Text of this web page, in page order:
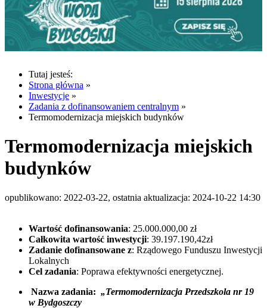
Tutaj jesteś:
Strona główna »
Inwestycje »
Zadania z dofinansowaniem centralnym »
Termomodernizacja miejskich budynków
Termomodernizacja miejskich
budynków
opublikowano: 2022-03-22, ostatnia aktualizacja: 2024-10-22 14:30
Wartość dofinansowania: 25.000.000,00 zł
Całkowita wartość inwestycji: 39.197.190,42zł
Zadanie dofinansowane z: Rządowego Funduszu Inwestycji
Lokalnych
Cel zadania: Poprawa efektywności energetycznej.
Nazwa zadania: „Termomodernizacja Przedszkola nr 19
w Bydgoszczy